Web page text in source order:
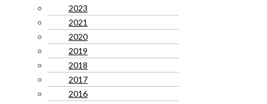
2023
2021
2020
2019
2018
2017
2016